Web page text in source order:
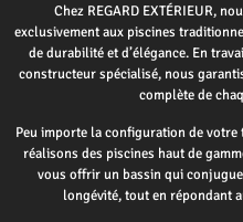
Chez REGARD EXTÉRIEUR,
exclusivement aux piscines
de durabilité et d’élégance. En
constructeur spécialisé, nous
complète de
Peu importe la configuration de
réalisons des piscines haut de
vous offrir un bassin qui
longévité, tout en répondant